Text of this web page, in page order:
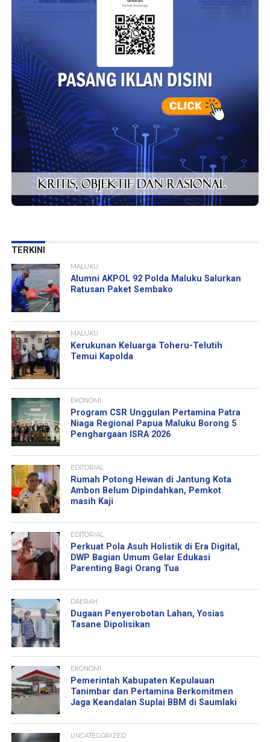
TERKINI
MALUKU
Alumni AKPOL 92 Polda Maluku Salurkan
Ratusan Paket Sembako
MALUKU
Kerukunan Keluarga Toheru-Telutih
Temui Kapolda
EKONOMI
Program CSR Unggulan Pertamina Patra
Niaga Regional Papua Maluku Borong 5
Penghargaan ISRA 2026
EDITORIAL
Rumah Potong Hewan di Jantung Kota
Ambon Belum Dipindahkan, Pemkot
masih Kaji
EDITORIAL
Perkuat Pola Asuh Holistik di Era Digital,
DWP Bagian Umum Gelar Edukasi
Parenting Bagi Orang Tua
DAERAH
Dugaan Penyerobotan Lahan, Yosias
Tasane Dipolisikan
EKONOMI
Pemerintah Kabupaten Kepulauan
Tanimbar dan Pertamina Berkomitmen
Jaga Keandalan Suplai BBM di Saumlaki
UNCATEGORIZED